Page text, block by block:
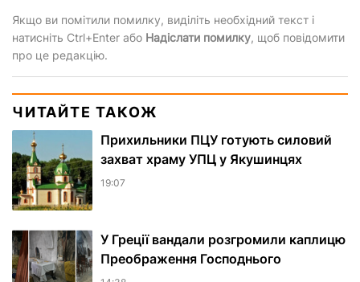
Якщо ви помітили помилку, виділіть необхідний текст і
натисніть Ctrl+Enter або Надіслати помилку, щоб повідомити
про це редакцію.
ЧИТАЙТЕ ТАКОЖ
Прихильники ПЦУ готують силовий
захват храму УПЦ у Якушинцях
19:07
У Греції вандали розгромили каплицю
Преображення Господнього